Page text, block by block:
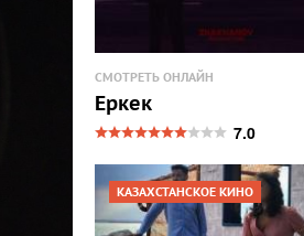
СМОТРЕТЬ ОНЛАЙН
Еркек
7.0
КАЗАХСТАНСКОЕ КИНО